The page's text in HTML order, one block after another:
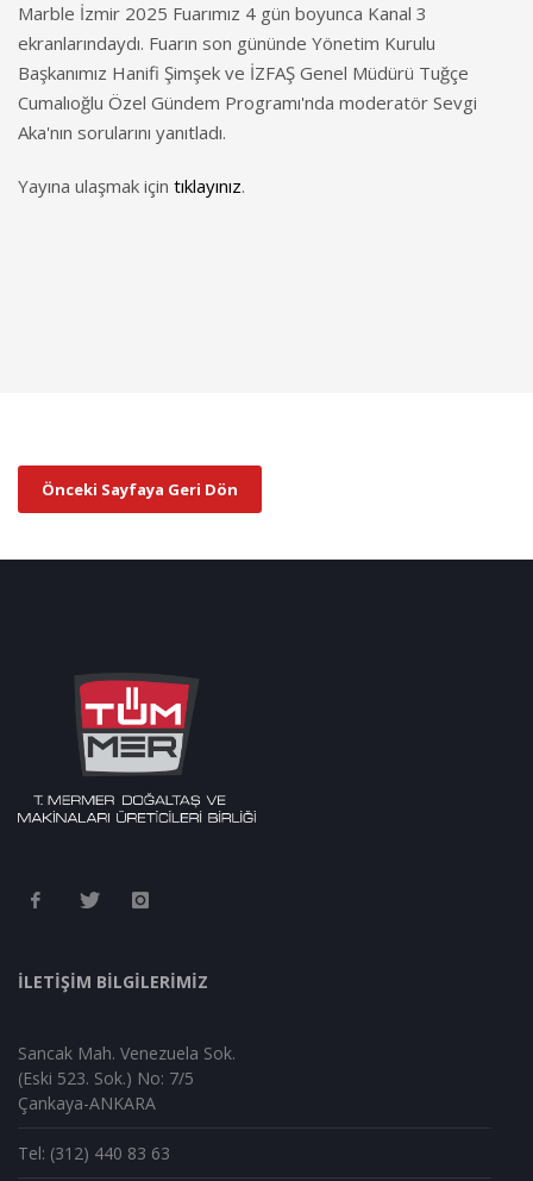
Marble İzmir 2025 Fuarımız 4 gün boyunca Kanal 3
ekranlarındaydı. Fuarın son gününde Yönetim Kurulu
Başkanımız Hanifi Şimşek ve İZFAŞ Genel Müdürü Tuğçe
Cumalıoğlu Özel Gündem Programı'nda moderatör Sevgi
Aka'nın sorularını yanıtladı.
Yayına ulaşmak için tıklayınız.
İLETİŞİM BİLGİLERİMİZ
Sancak Mah. Venezuela Sok.
(Eski 523. Sok.) No: 7/5
Çankaya-ANKARA
Tel: (312) 440 83 63